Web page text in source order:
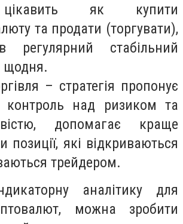
як купити
та продати (торгувати),
стабільний
щодня.
– стратегія пропонує
над ризиком та
допомагає краще
позиції, які відкриваються
трейдером.
аналітику для
можна зробити